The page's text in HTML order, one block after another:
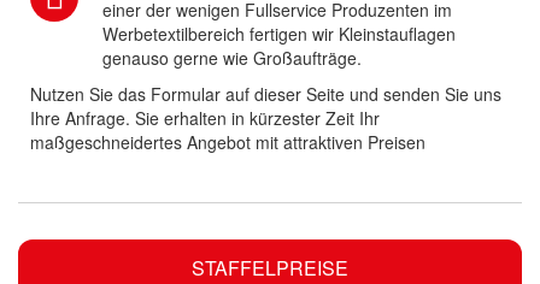
STAFFELPREISE
einer der wenigen Fullservice Produzenten im
Werbetextilbereich fertigen wir Kleinstauflagen
genauso gerne wie Großaufträge.
Nutzen Sie das Formular auf dieser Seite und senden Sie uns
Ihre Anfrage. Sie erhalten in kürzester Zeit Ihr
maßgeschneidertes Angebot mit attraktiven Preisen